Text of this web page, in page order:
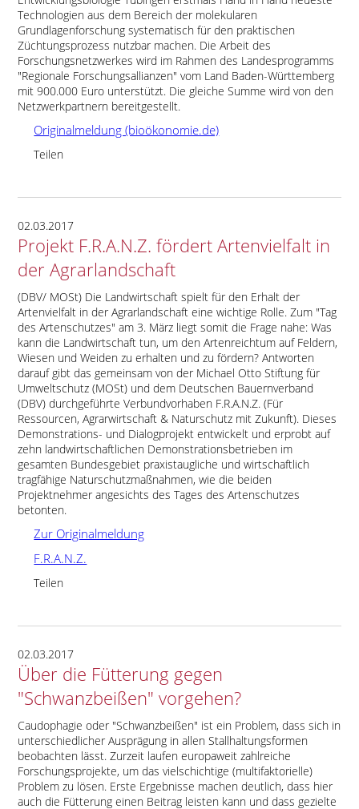
Technologien aus dem Bereich der molekularen
Grundlagenforschung systematisch für den praktischen
Züchtungsprozess nutzbar machen. Die Arbeit des
Forschungsnetzwerkes wird im Rahmen des Landesprogramms
Regionale Forschungsallianzen vom Land Baden-Württemberg
mit 900.000 Euro unterstützt. Die gleiche Summe wird von den
Netzwerkpartnern bereitgestellt.
Originalmeldung (bioökonomie.de)
Teilen
02.03.2017
Projekt F.R.A.N.Z. fördert Artenvielfalt in
der Agrarlandschaft
(DBV/ MOSt) Die Landwirtschaft spielt für den Erhalt der
Artenvielfalt in der Agrarlandschaft eine wichtige Rolle. Zum Tag
des Artenschutzes am 3. März liegt somit die Frage nahe: Was
kann die Landwirtschaft tun, um den Artenreichtum auf Feldern,
Wiesen und Weiden zu erhalten und zu fördern? Antworten
darauf gibt das gemeinsam von der Michael Otto Stiftung für
Umweltschutz (MOSt) und dem Deutschen Bauernverband
(DBV) durchgeführte Verbundvorhaben F.R.A.N.Z. (Für
Ressourcen, Agrarwirtschaft & Naturschutz mit Zukunft). Dieses
Demonstrations- und Dialogprojekt entwickelt und erprobt auf
zehn landwirtschaftlichen Demonstrationsbetrieben im
gesamten Bundesgebiet praxistaugliche und wirtschaftlich
tragfähige Naturschutzmaßnahmen, wie die beiden
Projektnehmer angesichts des Tages des Artenschutzes
betonten.
Zur Originalmeldung
F.R.A.N.Z.
Teilen
02.03.2017
Über die Fütterung gegen
"Schwanzbeißen" vorgehen?
Caudophagie oder Schwanzbeißen ist ein Problem, dass sich in
unterschiedlicher Ausprägung in allen Stallhaltungsformen
beobachten lässt. Zurzeit laufen europaweit zahlreiche
Forschungsprojekte, um das vielschichtige (multifaktorielle)
Problem zu lösen. Erste Ergebnisse machen deutlich, dass hier
auch die Fütterung einen Beitrag leisten kann und dass gezielte